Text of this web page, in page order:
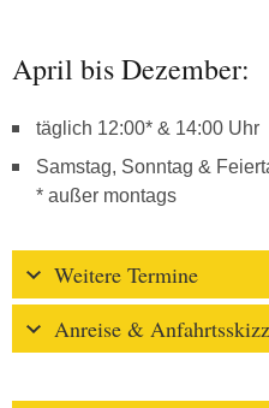
April bis Dezember:
täglich 12:00* & 14:00 Uhr
Samstag, Sonntag &
* außer montags
Weitere Termine
Anreise &